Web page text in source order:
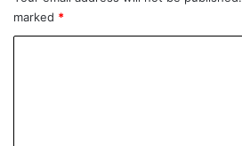
marked *